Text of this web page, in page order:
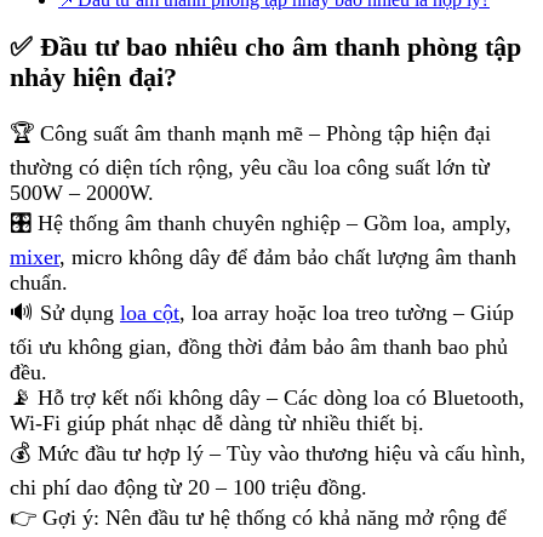
✅ Đầu tư bao nhiêu cho âm thanh phòng tập
nhảy hiện đại?
🏆 Công suất âm thanh mạnh mẽ – Phòng tập hiện đại
thường có diện tích rộng, yêu cầu loa công suất lớn từ
500W – 2000W.
🎛 Hệ thống âm thanh chuyên nghiệp – Gồm loa, amply,
mixer, micro không dây để đảm bảo chất lượng âm thanh
chuẩn.
🔊 Sử dụng loa cột, loa array hoặc loa treo tường – Giúp
tối ưu không gian, đồng thời đảm bảo âm thanh bao phủ
đều.
📡 Hỗ trợ kết nối không dây – Các dòng loa có Bluetooth,
Wi-Fi giúp phát nhạc dễ dàng từ nhiều thiết bị.
💰 Mức đầu tư hợp lý – Tùy vào thương hiệu và cấu hình,
chi phí dao động từ 20 – 100 triệu đồng.
👉 Gợi ý: Nên đầu tư hệ thống có khả năng mở rộng để